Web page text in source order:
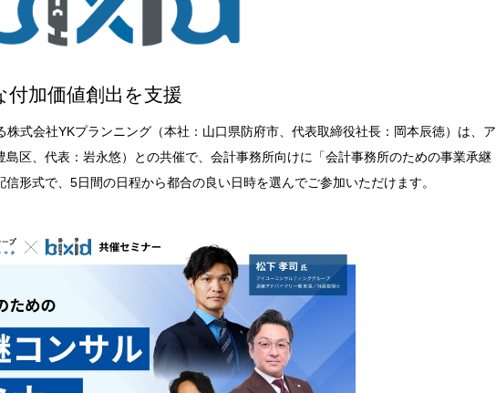
加価値創出を支援
式会社YKプランニング（本社：山口県防府市、代表取締役社長：岡本辰徳）は、ア
区、代表：岩永悠）との共催で、会計事務所向けに「会計事務所のための事業承継
形式で、5日間の日程から都合の良い日時を選んでご参加いただけます。